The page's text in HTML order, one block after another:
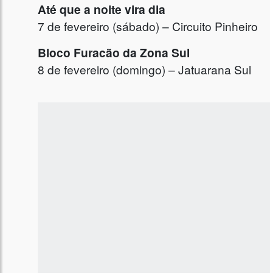
Até que a noite vira dia
7 de fevereiro (sábado) – Circuito Pinheiro
Bloco Furacão da Zona Sul
8 de fevereiro (domingo) – Jatuarana Sul